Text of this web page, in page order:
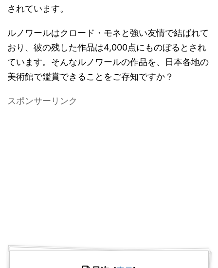
されています。
ルノワールはクロード・モネと強い友情で結ばれて
おり、彼の残した作品は4,000点にものぼるとされ
ています。そんなルノワールの作品を、日本各地の
美術館で鑑賞できることをご存知ですか？
スポンサーリンク